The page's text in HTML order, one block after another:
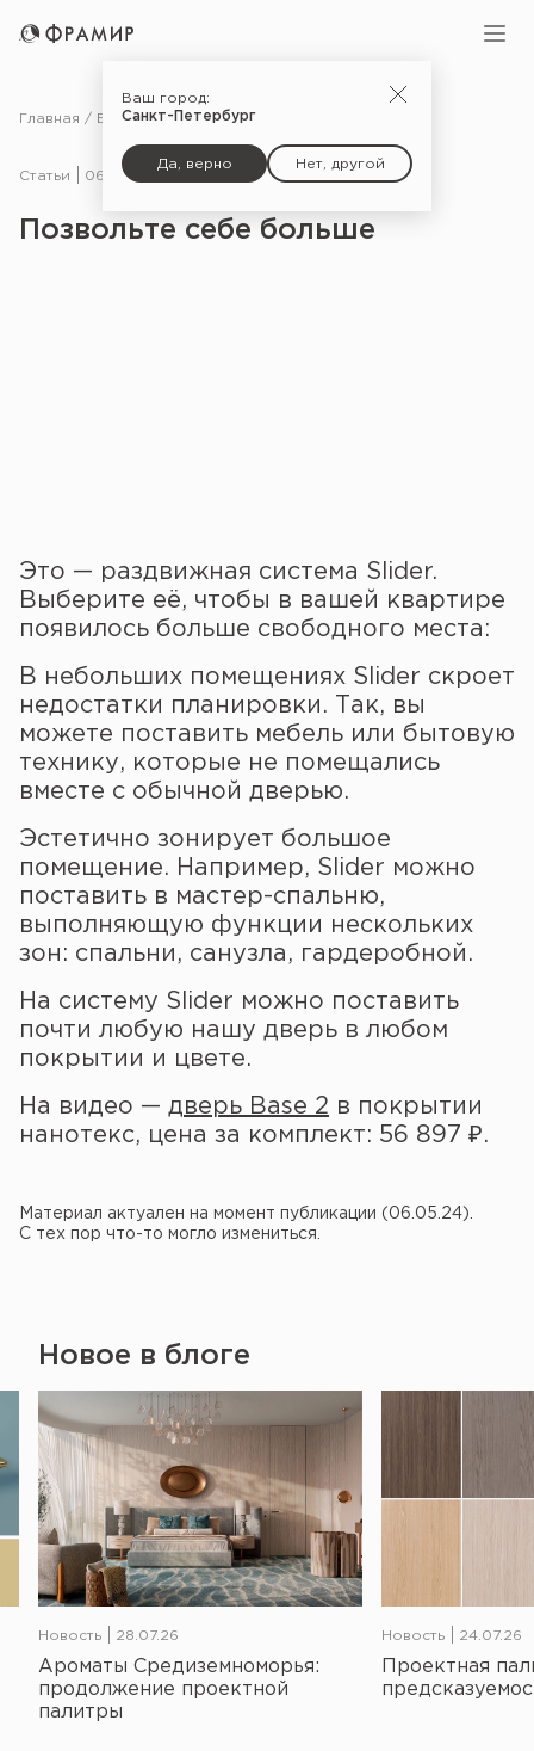
Ваш город:
Санкт-Петербург
Да, верно Нет, другой
Главная Блог Статьи
Статьи 06.05.24
Позвольте себе больше
Это — раздвижная система Slider.
Выберите её, чтобы в вашей квартире
появилось больше свободного места:
В небольших помещениях Slider скроет
недостатки планировки. Так, вы
можете поставить мебель или бытовую
технику, которые не помещались
вместе с обычной дверью.
Эстетично зонирует большое
помещение. Например, Slider можно
поставить в мастер-спальню,
выполняющую функции нескольких
зон: спальни, санузла, гардеробной.
На систему Slider можно поставить
почти любую нашу дверь в любом
покрытии и цвете.
На видео — дверь Base 2 в покрытии
нанотекс, цена за комплект: 56 897 ₽.
Материал актуален на момент публикации (06.05.24).
С тех пор что-то могло измениться.
Новое в блоге
Новость 28.07.26
Ароматы Средиземноморья:
продолжение проектной
палитры
Новость 24.07.26
Проектная